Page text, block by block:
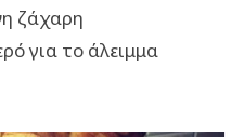
ζάχαρη
για το άλειμμα